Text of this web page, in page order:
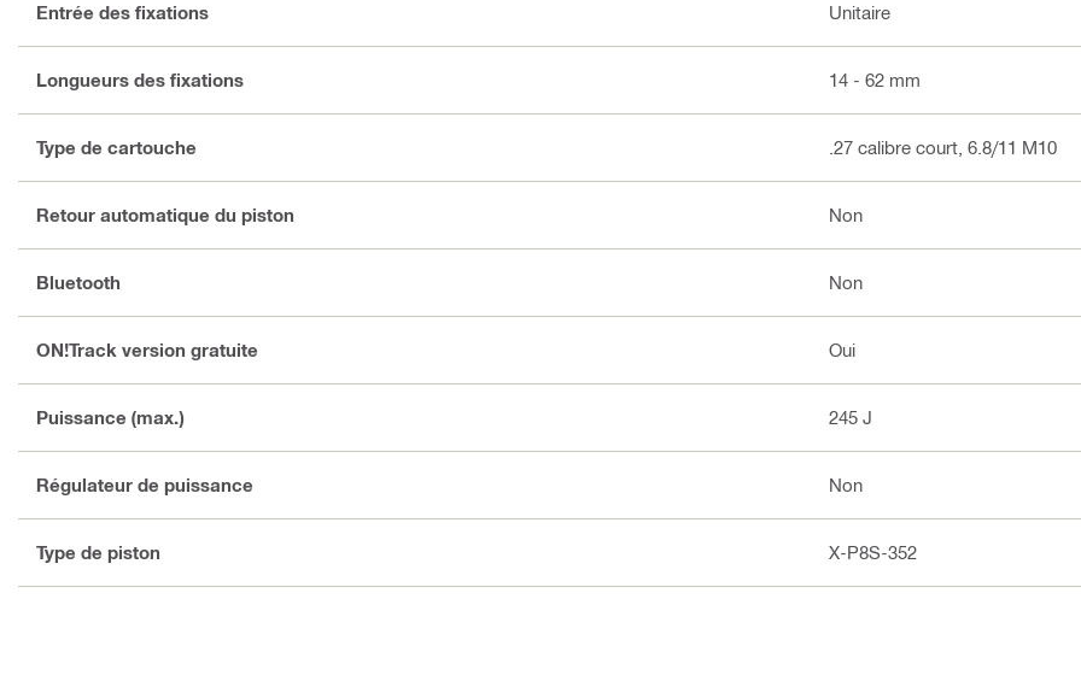
Entrée des fixations Unitaire
Longueurs des fixations 14 - 62 mm
Type de cartouche .27 calibre court, 6.8/11 M10
Retour automatique du piston Non
Bluetooth Non
ON!Track version gratuite Oui
Puissance (max.) 245 J
Régulateur de puissance Non
Type de piston X-P8S-352